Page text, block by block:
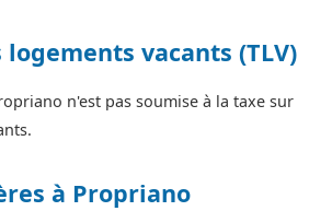
logements vacants (TLV)
n'est pas soumise à la taxe sur
à Propriano